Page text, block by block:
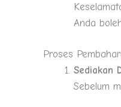
Anda
Proses
Sediakan
Sebelum